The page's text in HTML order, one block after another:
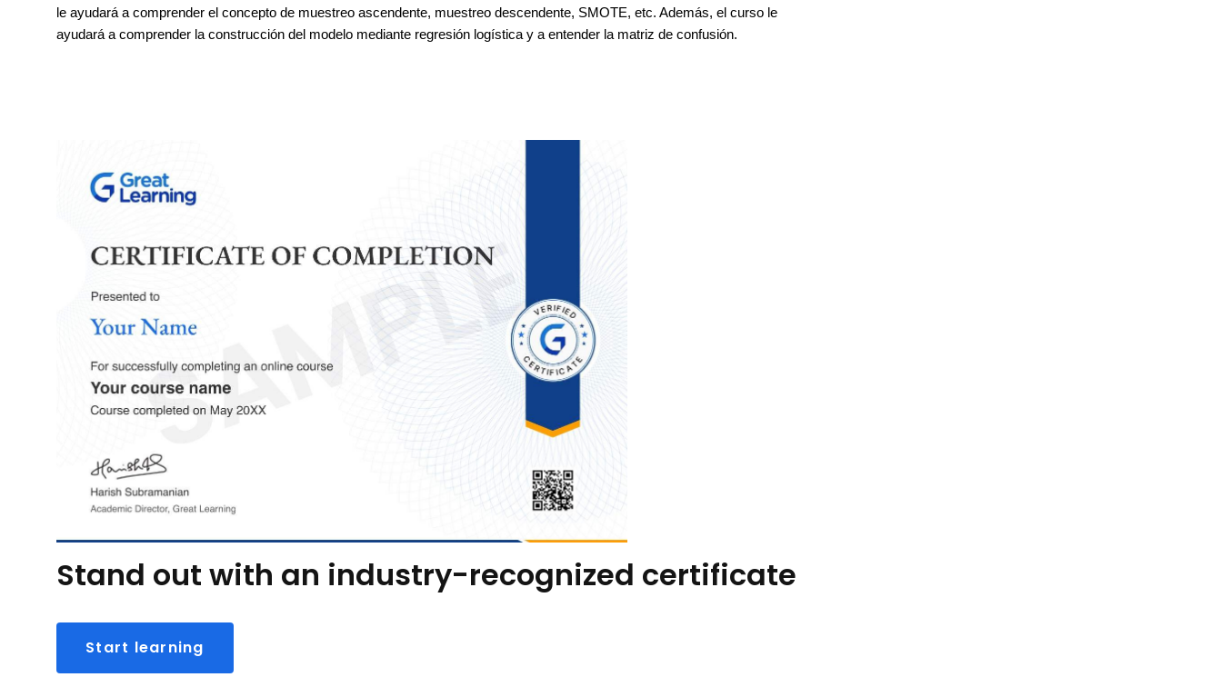
le ayudará a comprender el concepto de muestreo ascendente, muestreo descendente, SMOTE, etc. Además, el curso le
ayudará a comprender la construcción del modelo mediante regresión logística y a entender la matriz de confusión.
Stand out with an industry-recognized certificate
Start learning